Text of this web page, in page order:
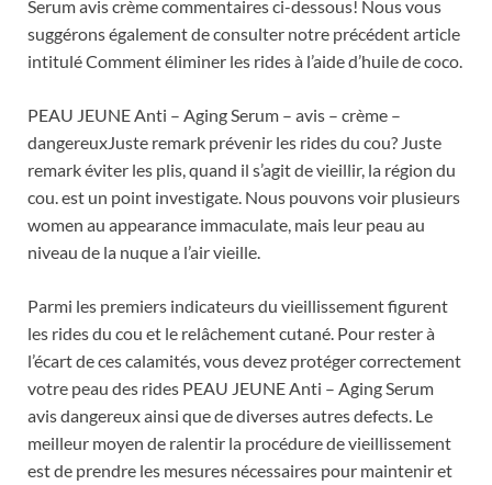
Serum avis crème commentaires ci-dessous! Nous vous
suggérons également de consulter notre précédent article
intitulé Comment éliminer les rides à l’aide d’huile de coco.
PEAU JEUNE Anti – Aging Serum – avis – crème –
dangereuxJuste remark prévenir les rides du cou? Juste
remark éviter les plis, quand il s’agit de vieillir, la région du
cou. est un point investigate. Nous pouvons voir plusieurs
women au appearance immaculate, mais leur peau au
niveau de la nuque a l’air vieille.
Parmi les premiers indicateurs du vieillissement figurent
les rides du cou et le relâchement cutané. Pour rester à
l’écart de ces calamités, vous devez protéger correctement
votre peau des rides PEAU JEUNE Anti – Aging Serum
avis dangereux ainsi que de diverses autres defects. Le
meilleur moyen de ralentir la procédure de vieillissement
est de prendre les mesures nécessaires pour maintenir et